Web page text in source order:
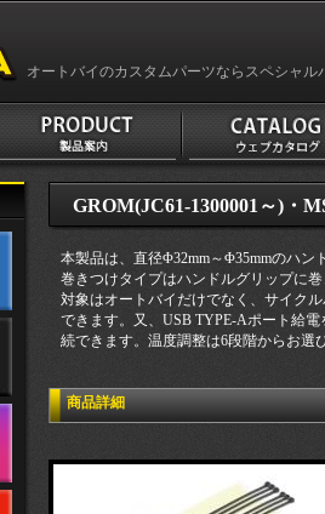
オートバイのカスタムパーツならスペシャル
GROM(JC61-1300001～)・
本製品は、直径Φ32mm～Φ35mmのハ
巻きつけタイプはハンドルグリップに
対象はオートバイだけでなく、サイク
できます。又、USB TYPE-Aポート給
続できます。温度調整は6段階からお選
商品詳細